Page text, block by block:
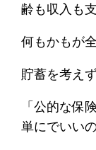
齢も収入も
何もかもが
貯蓄を考え
「公的な保
単にでいい